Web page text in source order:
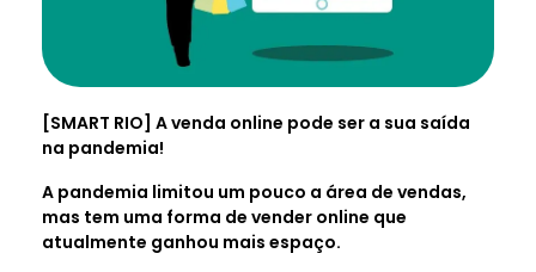
[SMART RIO] A venda online pode ser a sua saída
na pandemia!
A pandemia limitou um pouco a área de vendas,
mas tem uma forma de vender online que
atualmente ganhou mais espaço.